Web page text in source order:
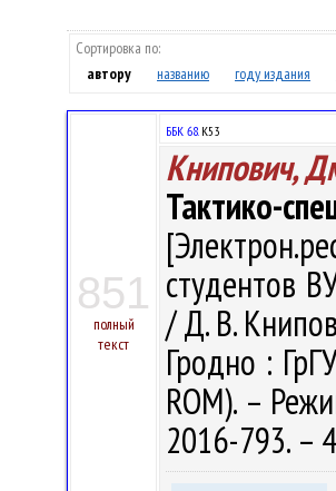
Сортировка по:
автору
названию году издания
851
полный
текст
ББК 68.К53
Книпович,
Тактико-
студентов
/ Д. В.
Гродно :
ROM). –
2016-793. –